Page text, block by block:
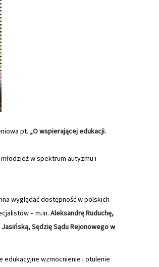
pt. „O wspierającej edukacji.
w spektrum autyzmu i
wyglądać dostępność w polskich
– m.in. Aleksandrę Ruduchę,
Sędzię Sądu Rejonowego w
edukacyjne wzmocnienie i otulenie